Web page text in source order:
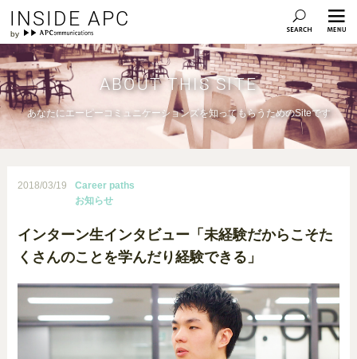
INSIDE APC
ABOUT THIS SITE
あなたにエーピーコミュニケーションズを知ってもらうためのSiteです
2018/03/19
Career paths
お知らせ
インターン生インタビュー「未経験だからこそた
くさんのことを学んだり経験できる」